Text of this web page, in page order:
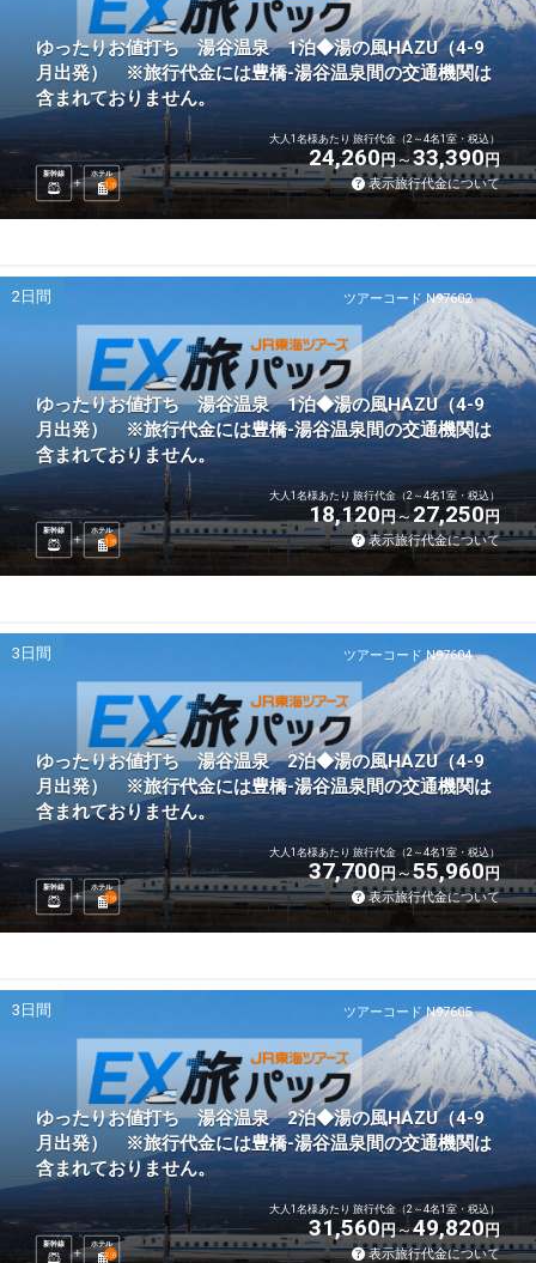
ゆったりお値打ち 湯谷温泉 1泊◆湯の風HAZU（4-9
月出発） ※旅行代金には豊橋-湯谷温泉間の交通機関は
含まれておりません。
新幹線
ホテル
1 泊
大人1名様あたり 旅行代金（2～4名1室・税込）
24,260円 33,390円
表示旅行代金について
ツアーコード N97602
2日間
ゆったりお値打ち 湯谷温泉 1泊◆湯の風HAZU（4-9
月出発） ※旅行代金には豊橋-湯谷温泉間の交通機関は
含まれておりません。
新幹線
ホテル
1 泊
大人1名様あたり 旅行代金（2～4名1室・税込）
18,120円 27,250円
表示旅行代金について
ツアーコード N97604
3日間
ゆったりお値打ち 湯谷温泉 2泊◆湯の風HAZU（4-9
月出発） ※旅行代金には豊橋-湯谷温泉間の交通機関は
含まれておりません。
新幹線
ホテル
2泊
大人1名様あたり 旅行代金（2～4名1室・税込）
37,700円 55,960円
表示旅行代金について
ツアーコード N97605
3日間
ゆったりお値打ち 湯谷温泉 2泊◆湯の風HAZU（4-9
月出発） ※旅行代金には豊橋-湯谷温泉間の交通機関は
含まれておりません。
新幹線
ホテル
2泊
大人1名様あたり 旅行代金（2～4名1室・税込）
31,560円 49,820円
表示旅行代金について